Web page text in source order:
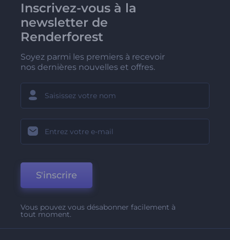
Inscrivez-vous à la
newsletter de
Renderforest
Soyez parmi les premiers à recevoir
nos dernières nouvelles et offres.
S'inscrire
Vous pouvez vous désabonner facilement à
tout moment.